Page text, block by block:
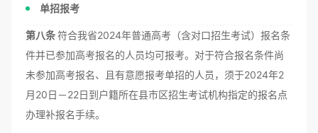
单招报考
第八条符合我省2024年普通高考（含对口招生考试）报名条
件并已参加高考报名的人员均可报考。对于符合报名条件尚
未参加高考报名、且有意愿报考单招的人员，须于2024年2
月20日－22日到户籍所在县市区招生考试机构指定的报名点
办理补报名手续。